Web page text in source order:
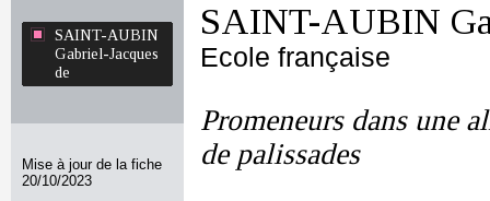
SAINT-AUBIN
Gabriel-Jacques
de
Mise à jour de la fiche
20/10/2023
SAINT-AUBIN
Ecole française
Promeneurs dans une
de palissades